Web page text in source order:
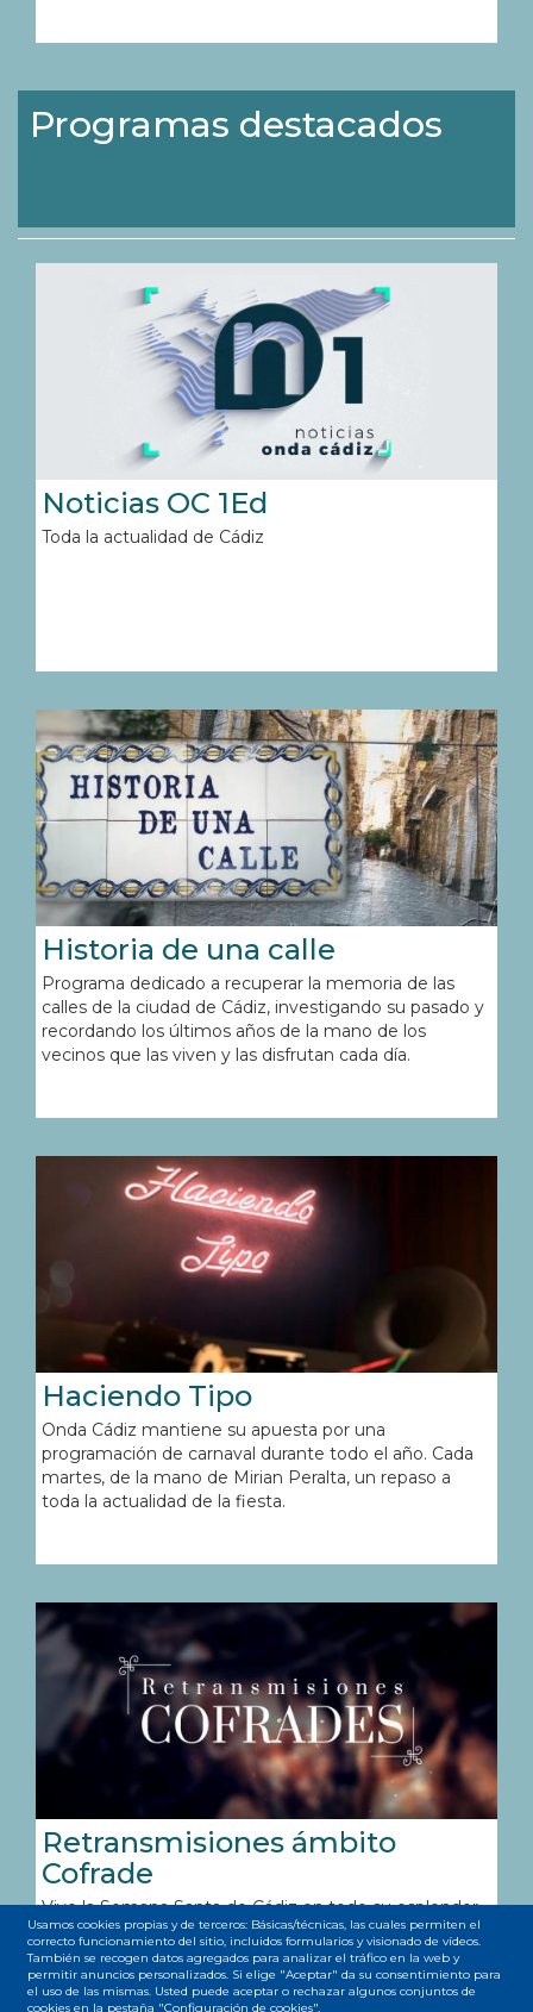
Programas destacados
Noticias OC 1Ed
Toda la actualidad de Cádiz
Historia de una calle
Programa dedicado a recuperar la memoria de las
calles de la ciudad de Cádiz, investigando su pasado y
recordando los últimos años de la mano de los
vecinos que las viven y las disfrutan cada día.
Haciendo Tipo
Onda Cádiz mantiene su apuesta por una
programación de carnaval durante todo el año. Cada
martes, de la mano de Mirian Peralta, un repaso a
toda la actualidad de la fiesta.
Retransmisiones ámbito
Cofrade
Vive la Semana Santa de Cádiz en todo su esplendor
con OC
Usamos cookies propias y de terceros: Básicas/técnicas, las cuales permiten el
correcto funcionamiento del sitio, incluidos formularios y visionado de vídeos.
También se recogen datos agregados para analizar el tráfico en la web y
permitir anuncios personalizados. Si elige "Aceptar" da su consentimiento para
el uso de las mismas. Usted puede aceptar o rechazar algunos conjuntos de
cookies en la pestaña "Configuración de cookies".